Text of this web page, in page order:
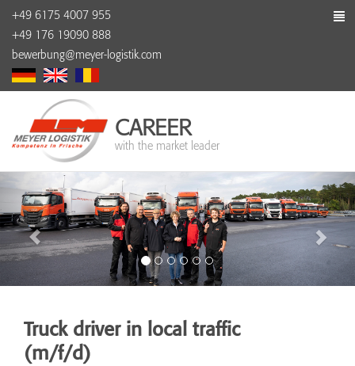
+49 6175 4007 955
+49 176 19090 888
bewerbung@meyer-logistik.com
CAREER
with the market leader
Truck driver in local traffic
(m/f/d)